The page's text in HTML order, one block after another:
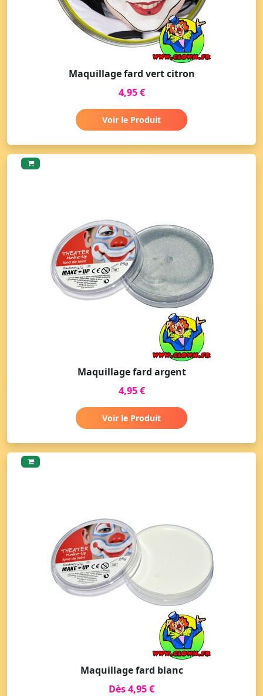
Maquillage fard vert citron
4,95 €
Voir le Produit
Maquillage fard argent
4,95 €
Voir le Produit
Maquillage fard blanc
Dès 4,95 €